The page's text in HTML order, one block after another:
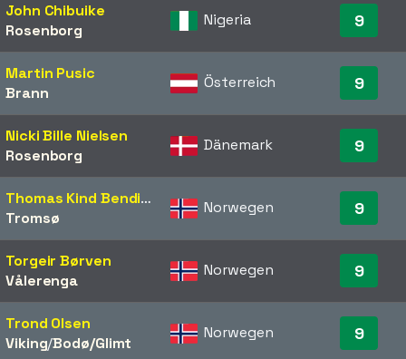
John Chibuike
Rosenborg
Nigeria 9
Martin Pusic
Brann
Österreich 9
Nicki Bille Nielsen
Rosenborg
Dänemark 9
Thomas Kind Bendiksen
Tromsø
Norwegen 9
Torgeir Børven
Vålerenga
Norwegen 9
Trond Olsen
Viking/​Bodø/Glimt
Norwegen 9